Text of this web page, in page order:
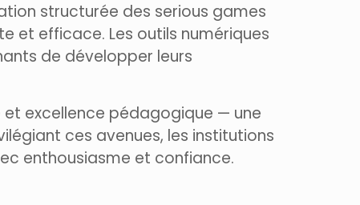
structurée des serious games
et efficace. Les outils numériques
de développer leurs
excellence pédagogique — une
ces avenues, les institutions
enthousiasme et confiance.